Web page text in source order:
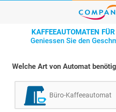
KAFFEEAUTOMATEN
Geniessen Sie den
Welche Art von Automat
Büro-Kaffeeautomat